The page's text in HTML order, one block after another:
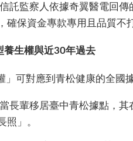
信託監察人依據奇翼醫電回
確保資金專款專用且品質不
養生權與近30年過去
」可對應到青松健康的全國
當長輩移居臺中青松據點，
照」。